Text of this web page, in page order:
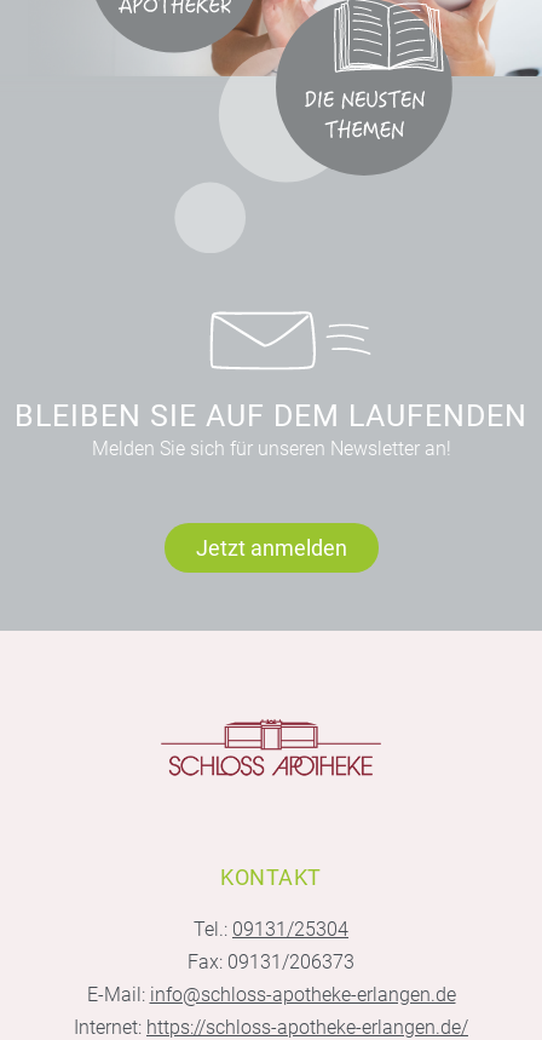
BLEIBEN SIE AUF DEM LAUFENDEN
Melden Sie sich für unseren Newsletter an!
Jetzt anmelden
KONTAKT
Tel.: 09131/25304
Fax: 09131/206373
E-Mail: info@schloss-apotheke-erlangen.de
Internet: https://schloss-apotheke-erlangen.de/